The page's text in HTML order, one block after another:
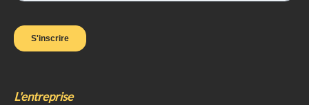
L'entreprise